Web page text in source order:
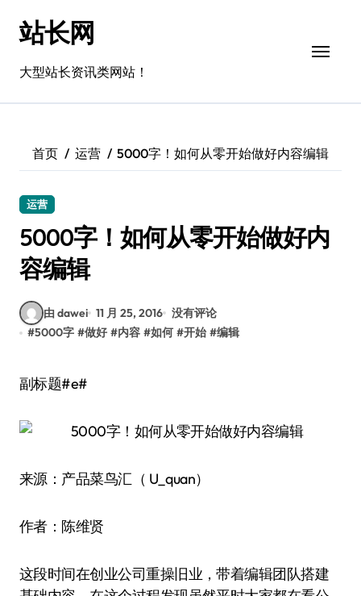
站长网
大型站长资讯类网站！
首页 运营 5000字！如何从零开始做好内容编辑
运营
5000字！如何从零开始做好内
容编辑
由 dawei 11 月 25, 2016 没有评论
#5000字 #做好 #内容 #如何 #开始 #编辑
副标题#e#
来源：产品菜鸟汇（ U_quan）
作者：陈维贤
这段时间在创业公司重操旧业，带着编辑团队搭建